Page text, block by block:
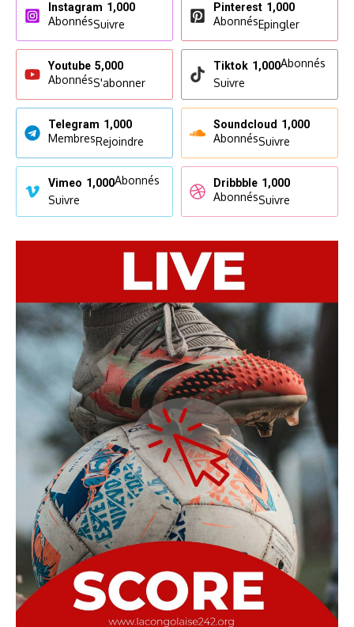
Instagram 1,000
AbonnésSuivre
Pinterest 1,000
AbonnésEpingler
Youtube 5,000
AbonnésS'abonner
Tiktok 1,000Abonnés
Suivre
Telegram 1,000
MembresRejoindre
Soundcloud 1,000
AbonnésSuivre
Vimeo 1,000Abonnés
Suivre
Dribbble 1,000
AbonnésSuivre